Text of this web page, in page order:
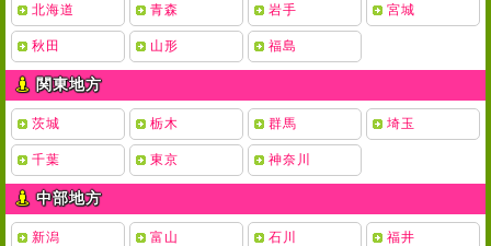
北海道 青森 岩手 宮城
秋田 山形 福島
関東地方
茨城 栃木 群馬 埼玉
千葉 東京 神奈川
中部地方
新潟 富山 石川 福井